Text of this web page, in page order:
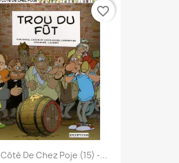
De Chez Poje (15) -...
favorite_border